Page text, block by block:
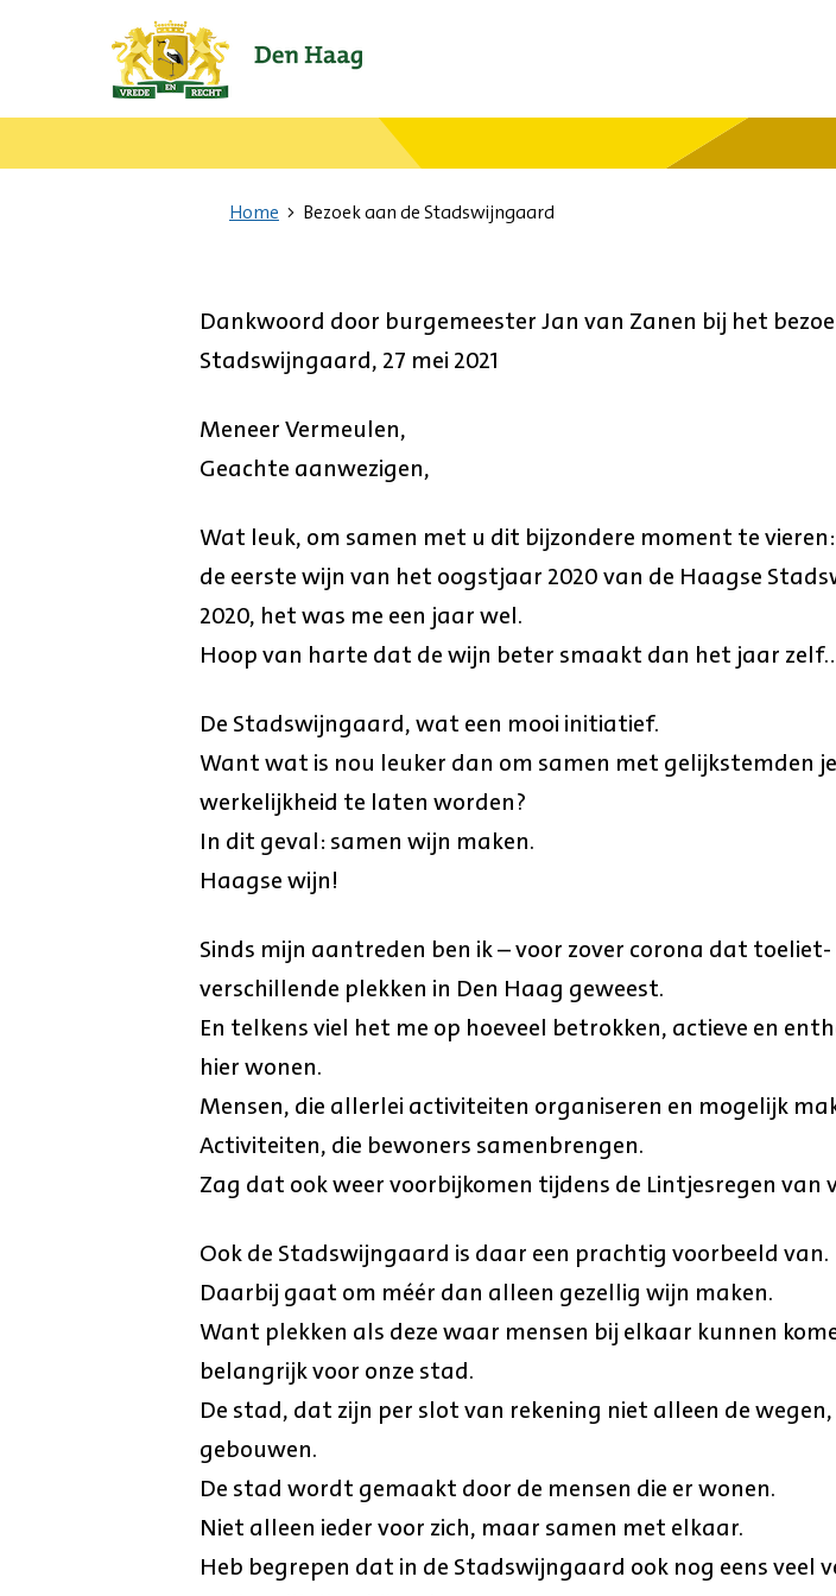
Ga
naar
de
Home Bezoek aan de Stadswijngaard
Dankwoord door burgemeester Jan van Zanen bij het
Stadswijngaard, 27 mei 2021
Meneer Vermeulen,
Geachte aanwezigen,
Wat leuk, om samen met u dit bijzondere moment te vieren:
de eerste wijn van het oogstjaar 2020 van de Haagse
2020, het was me een jaar wel.
Hoop van harte dat de wijn beter smaakt dan het jaar
De Stadswijngaard, wat een mooi initiatief.
Want wat is nou leuker dan om samen met gelijkstemden
werkelijkheid te laten worden?
In dit geval: samen wijn maken.
Haagse wijn!
Sinds mijn aantreden ben ik – voor zover corona dat toeliet-
verschillende plekken in Den Haag geweest.
En telkens viel het me op hoeveel betrokken, actieve en
hier wonen.
Mensen, die allerlei activiteiten organiseren en mogelijk
Activiteiten, die bewoners samenbrengen.
Zag dat ook weer voorbijkomen tijdens de Lintjesregen van
Ook de Stadswijngaard is daar een prachtig voorbeeld van.
Daarbij gaat om méér dan alleen gezellig wijn maken.
Want plekken als deze waar mensen bij elkaar kunnen
belangrijk voor onze stad.
De stad, dat zijn per slot van rekening niet alleen de
gebouwen.
De stad wordt gemaakt door de mensen die er wonen.
Niet alleen ieder voor zich, maar samen met elkaar.
Heb begrepen dat in de Stadswijngaard ook nog eens veel